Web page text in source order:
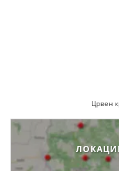
Црвен